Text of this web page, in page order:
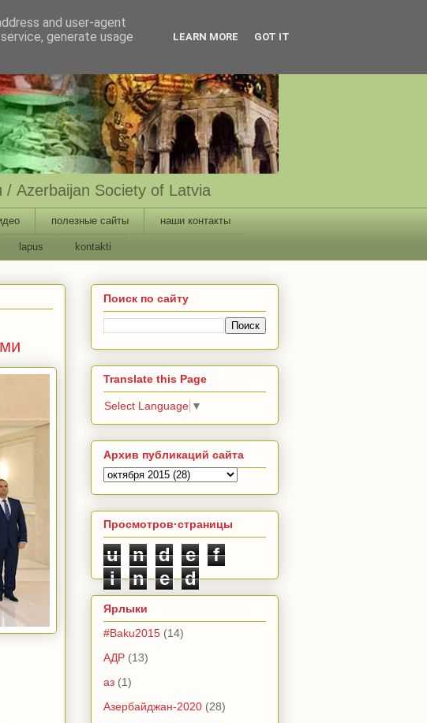
Azerbaijan Society of Latvia
полезные сайты наши контакты
lapus kontakti
Поиск по сайту
Translate this Page
Select Language ▼
Архив публикаций сайта
Просмотров·страницы
u n d e
f
i
n e d
Ярлыки
#Baku2015 (14)
АДР (13)
аз (1)
Азербайджан-2020 (28)
and user-agent
generate usage
LEARN MORE GOT IT